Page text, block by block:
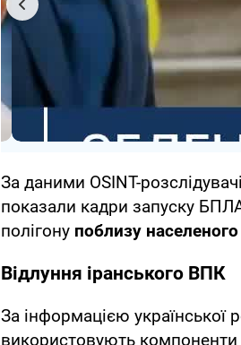
За даними OSINT-
показали кадри запуску БПЛА
полігону поблизу
Відлуння іранського ВПК
За інформацією української
використовують